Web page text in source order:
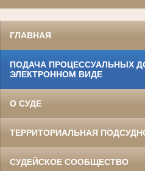
ГЛАВНАЯ
ПОДАЧА ПРОЦЕССУАЛЬНЫХ
ЭЛЕКТРОННОМ ВИДЕ
О СУДЕ
ТЕРРИТОРИАЛЬНАЯ
СУДЕЙСКОЕ СООБЩЕСТВО